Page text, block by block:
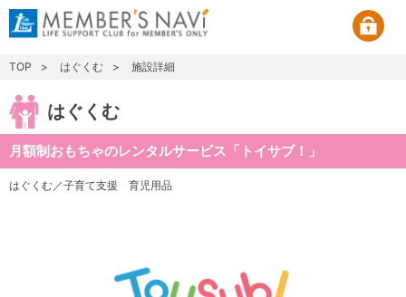
TOP はぐくむ 施設詳細
はぐくむ
月額制おもちゃのレンタルサービス「トイサブ！」
はぐくむ／子育て支援 育児用品